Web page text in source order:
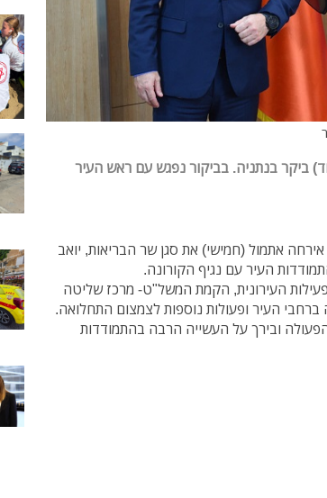
ביקר בנתניה. בביקור נפגש עם ראש העיר
אתמול (חמישי) את סגן שר הבריאות, יואב
העיר עם נגיף הקורונה.
העירונית, הקמת המשל"ט- מרכז שליטה
העיר ופעולות נוספות לצמצום התחלואה.
ובירך על העשייה הרבה בהתמודדות